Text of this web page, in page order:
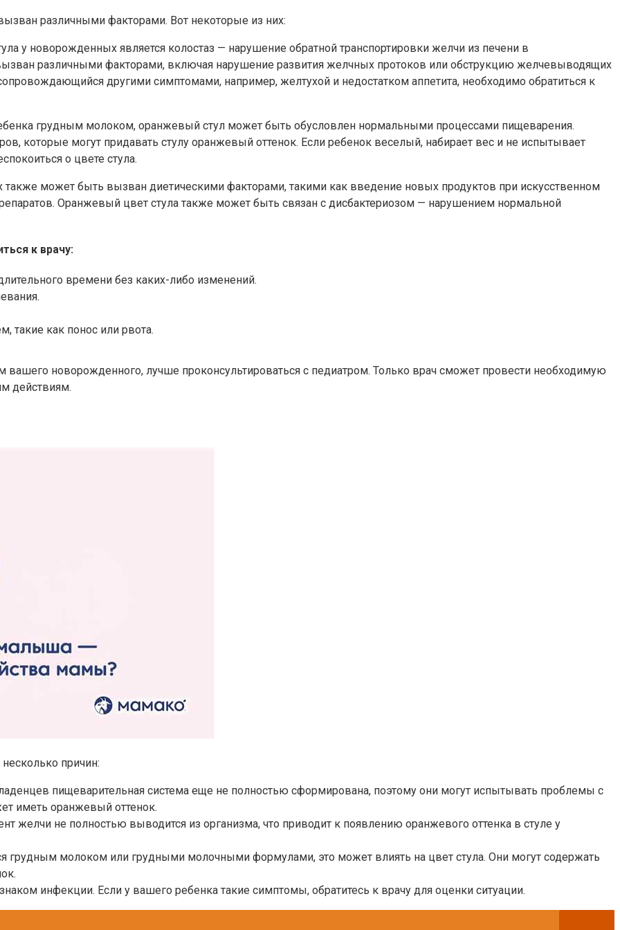
различными факторами. Вот некоторые из них:
у новорожденных является колостаз — нарушение обратной транспортировки желчи из печени в
различными факторами, включая нарушение развития желчных протоков или обструкцию желчевыводящих
другими симптомами, например, желтухой и недостатком аппетита, необходимо обратиться к
грудным молоком, оранжевый стул может быть обусловлен нормальными процессами пищеварения.
которые могут придавать стулу оранжевый оттенок. Если ребенок веселый, набирает вес и не испытывает
о цвете стула.
может быть вызван диетическими факторами, такими как введение новых продуктов при искусственном
Оранжевый цвет стула также может быть связан с дисбактериозом — нарушением нормальной
к врачу:
времени без каких-либо изменений.
такие как понос или рвота.
новорожденного, лучше проконсультироваться с педиатром. Только врач сможет провести необходимую
действиям.
причин:
пищеварительная система еще не полностью сформирована, поэтому они могут испытывать проблемы с
иметь оранжевый оттенок.
желчи не полностью выводится из организма, что приводит к появлению оранжевого оттенка в стуле у
грудным молоком или грудными молочными формулами, это может влиять на цвет стула. Они могут содержать
инфекции. Если у вашего ребенка такие симптомы, обратитесь к врачу для оценки ситуации.